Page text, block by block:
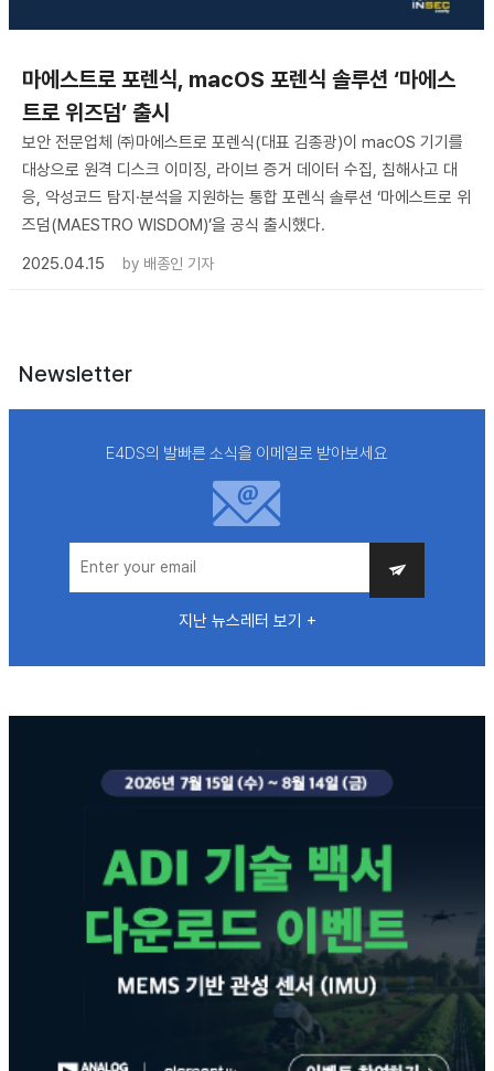
마에스트로 포렌식, macOS 포렌식 솔루션 ‘마에스
트로 위즈덤’ 출시
보안 전문업체 ㈜마에스트로 포렌식(대표 김종광)이 macOS 기기를
대상으로 원격 디스크 이미징, 라이브 증거 데이터 수집, 침해사고 대
응, 악성코드 탐지·분석을 지원하는 통합 포렌식 솔루션 ‘마에스트로 위
즈덤(MAESTRO WISDOM)’을 공식 출시했다.
2025.04.15
by 배종인 기자
Newsletter
E4DS의 발빠른 소식을 이메일로 받아보세요
지난 뉴스레터 보기 +